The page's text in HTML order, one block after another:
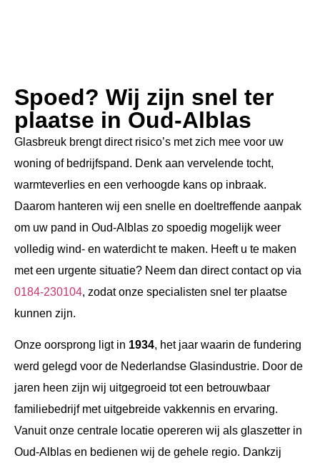
Spoed? Wij zijn snel ter
plaatse in Oud-Alblas
Glasbreuk brengt direct risico’s met zich mee voor uw
woning of bedrijfspand. Denk aan vervelende tocht,
warmteverlies en een verhoogde kans op inbraak.
Daarom hanteren wij een snelle en doeltreffende aanpak
om uw pand in Oud-Alblas zo spoedig mogelijk weer
volledig wind- en waterdicht te maken. Heeft u te maken
met een urgente situatie? Neem dan direct contact op via
0184-230104, zodat onze specialisten snel ter plaatse
kunnen zijn.
Onze oorsprong ligt in 1934, het jaar waarin de fundering
werd gelegd voor de Nederlandse Glasindustrie. Door de
jaren heen zijn wij uitgegroeid tot een betrouwbaar
familiebedrijf met uitgebreide vakkennis en ervaring.
Vanuit onze centrale locatie opereren wij als glaszetter in
Oud-Alblas en bedienen wij de gehele regio. Dankzij